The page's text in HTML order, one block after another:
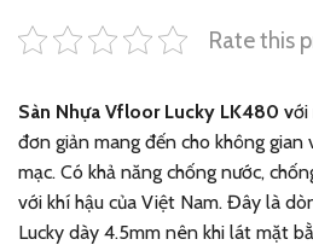
Rate this
Sàn Nhựa Vfloor Lucky LK480 với
đơn giản mang đến cho không gian
mạc. Có khả năng chống nước,
với khí hậu của Việt Nam. Đây là
Lucky dày 4.5mm nên khi lát mặt